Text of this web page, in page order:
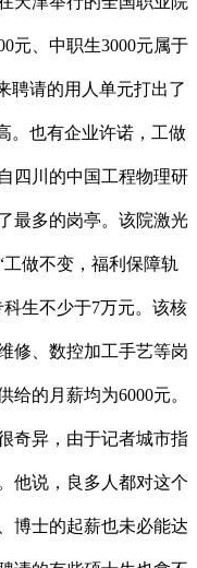
元、中职生3000元属于
聘请的用人单元打出了
。也有企业许诺，工做
四川的中国工程物理研
最多的岗亭。该院激光
做不变，福利保障轨
生不少于7万元。该核
修、数控加工手艺等岗
的月薪均为6000元。
奇异，由于记者城市指
他说，良多人都对这个
博士的起薪也未必能达